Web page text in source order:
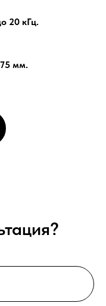
20 кГц.
мм.